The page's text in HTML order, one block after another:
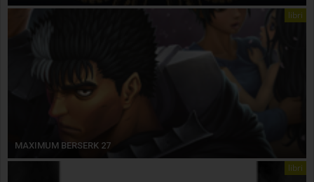
libri
MAXIMUM BERSERK 27
libri